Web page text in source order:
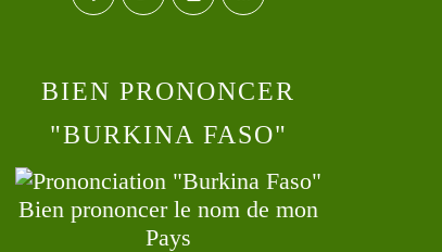
BIEN PRONONCER
"BURKINA FASO"
Bien prononcer le nom de mon
Pays